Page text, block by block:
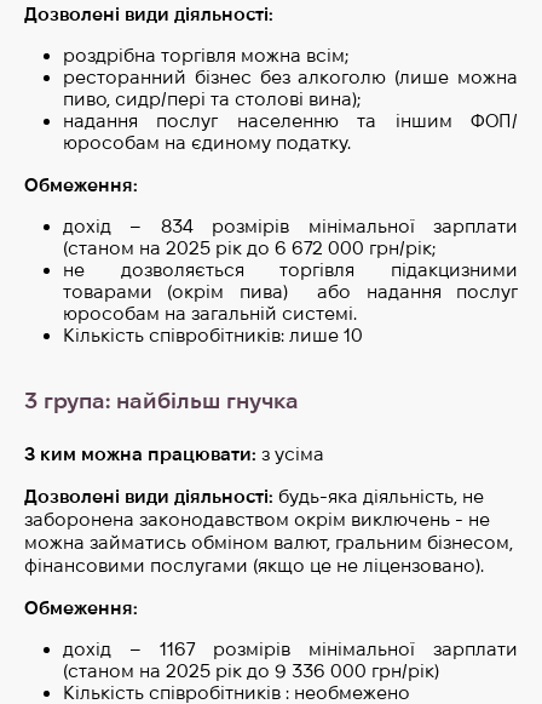
Дозволені види діяльності:
роздрібна торгівля можна всім;
ресторанний бізнес без алкоголю (лише можна
пиво, сидр/пері та столові вина);
надання послуг населенню та іншим ФОП/
юрособам на єдиному податку.
Обмеження:
дохід – 834 розмірів мінімальної зарплати
(станом на 2025 рік до 6 672 000 грн/рік;
не дозволяється торгівля підакцизними
товарами (окрім пива) або надання послуг
юрособам на загальній системі.
Кількість співробітників: лише 10
3 група: найбільш гнучка
З ким можна працювати: з усіма
Дозволені види діяльності: будь-яка діяльність, не
заборонена законодавством окрім виключень - не
можна займатись обміном валют, гральним бізнесом,
фінансовими послугами (якщо це не ліцензовано).
Обмеження:
дохід – 1167 розмірів мінімальної зарплати
(станом на 2025 рік до 9 336 000 грн/рік)
Кількість співробітників : необмежено